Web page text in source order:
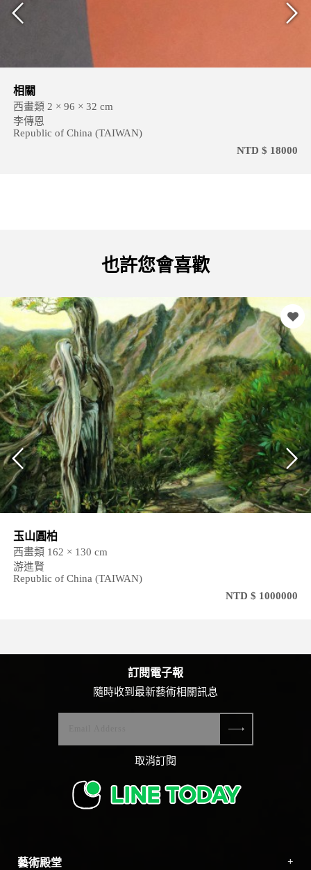
相關
西畫類 2 × 96 × 32 cm
李傳恩
Republic of China (TAIWAN)
NTD $ 18000
也許您會喜歡
玉山圓柏
西畫類 162 × 130 cm
游進賢
Republic of China (TAIWAN)
NTD $ 1000000
藝術殿堂
訂閱電子報
隨時收到最新藝術相關訊息
取消訂閱